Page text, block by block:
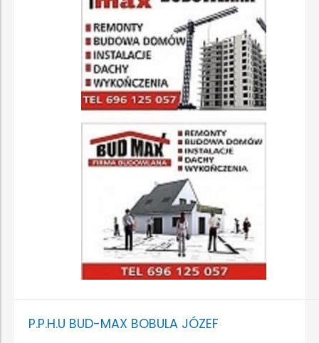
P.P.H.U BUD-MAX BOBULA JÓZEF